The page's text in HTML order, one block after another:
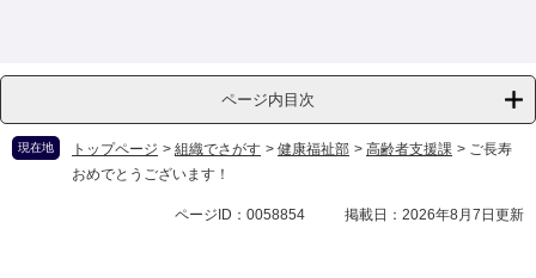
ページ内目次
現在地 トップページ > 組織でさがす > 健康福祉部 > 高齢者支援課 > ご長寿
おめでとうございます！
ページID：0058854 掲載日：2026年8月7日更新